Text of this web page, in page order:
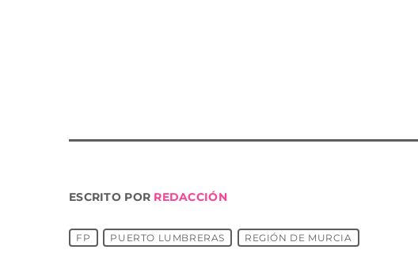
ESCRITO POR REDACCIÓN
FP PUERTO LUMBRERAS REGIÓN DE MURCIA